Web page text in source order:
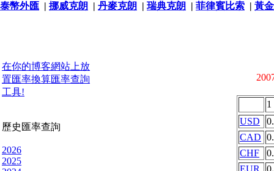
泰幣外匯 | 挪威克朗 | 丹麥克朗 | 瑞典克朗 | 菲律賓比索 | 黃
在你的博客網站上放
置匯率換算匯率查詢
工具!
歷史匯率查詢
2026
2025
1
USD
CAD
CHF